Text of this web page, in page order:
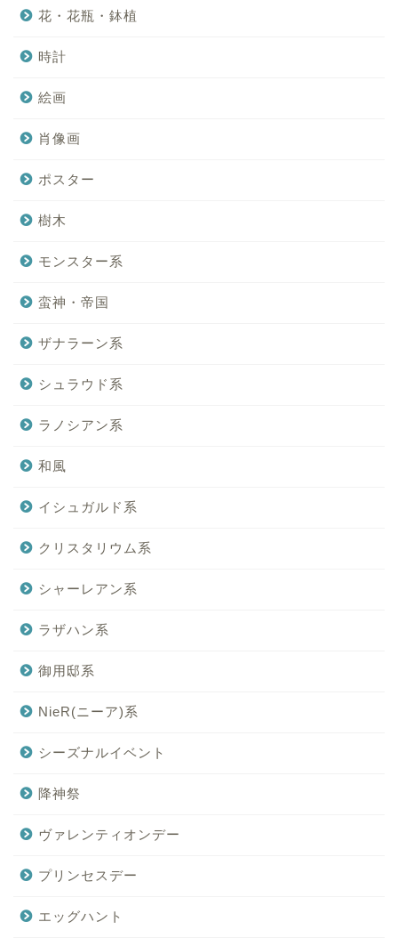
花・花瓶・鉢植
時計
絵画
肖像画
ポスター
樹木
モンスター系
蛮神・帝国
ザナラーン系
シュラウド系
ラノシアン系
和風
イシュガルド系
クリスタリウム系
シャーレアン系
ラザハン系
御用邸系
NieR(ニーア)系
シーズナルイベント
降神祭
ヴァレンティオンデー
プリンセスデー
エッグハント